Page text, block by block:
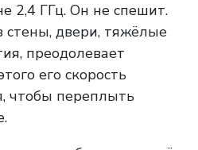
2,4 ГГц. Он не спешит.
стены, двери, тяжёлые
преодолевает
его скорость
чтобы переплыть